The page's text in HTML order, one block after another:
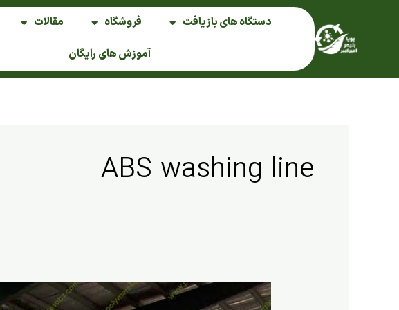
دستگاه های بازیافت فروشگاه مقالات
آموزش های رایگان
ABS washing line
Washing